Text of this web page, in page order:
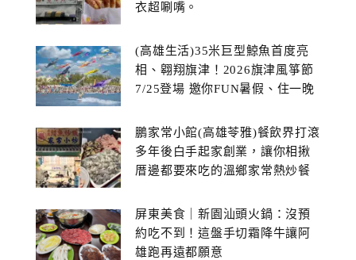
衣超唰嘴。
(高雄生活)35米巨型鯨魚首度亮
相、翱翔旗津！2026旗津風箏節
7/25登場 邀你FUN暑假、住一晚
鵬家常小館(高雄苓雅)餐飲界打滾
多年後白手起家創業，讓你相揪
厝邊都要來吃的溫鄉家常熱炒餐
屏東美食｜新園汕頭火鍋：沒預
約吃不到！這盤手切霜降牛讓阿
雄跑再遠都願意